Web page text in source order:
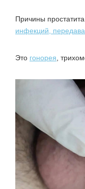
Причины
инфекций,
Это гонорея,